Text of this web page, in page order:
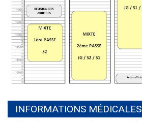
INFORMATIONS MÉDICALES